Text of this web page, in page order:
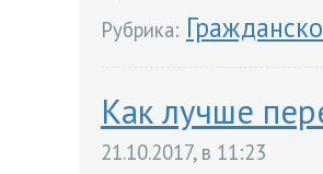
Рубрика:
Как лучше
21.10.2017, в 11:23